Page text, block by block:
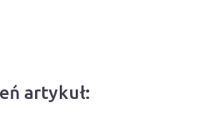
artykuł: